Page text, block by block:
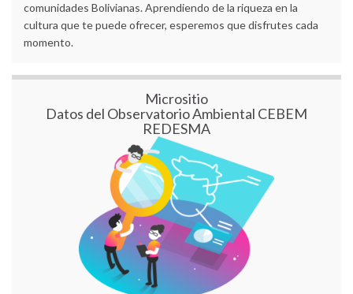
comunidades Bolivianas. Aprendiendo de la riqueza en la
cultura que te puede ofrecer, esperemos que disfrutes cada
momento.
Micrositio
Datos del Observatorio Ambiental CEBEM
REDESMA